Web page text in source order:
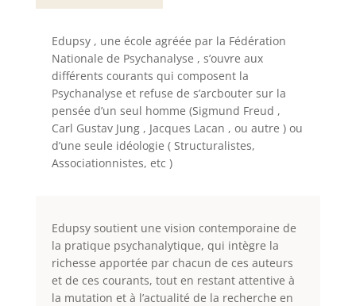
Edupsy , une école agréée par la Fédération
Nationale de Psychanalyse , s’ouvre aux
différents courants qui composent la
Psychanalyse et refuse de s’arcbouter sur la
pensée d’un seul homme (Sigmund Freud ,
Carl Gustav Jung , Jacques Lacan , ou autre ) ou
d’une seule idéologie ( Structuralistes,
Associationnistes, etc )
Edupsy soutient une vision contemporaine de
la pratique psychanalytique, qui intègre la
richesse apportée par chacun de ces auteurs
et de ces courants, tout en restant attentive à
la mutation et à l’actualité de la recherche en